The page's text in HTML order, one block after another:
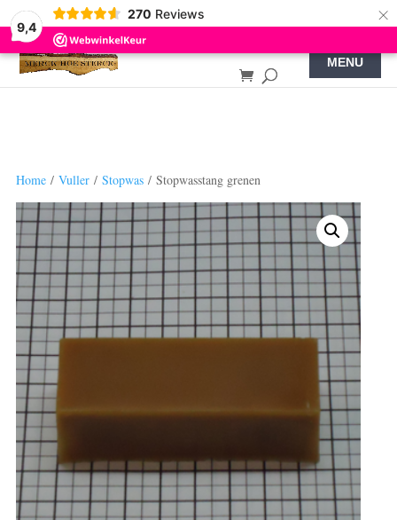
9,4
270 Reviews ×
Home/ Vuller/ Stopwas/ Stopwasstang grenen